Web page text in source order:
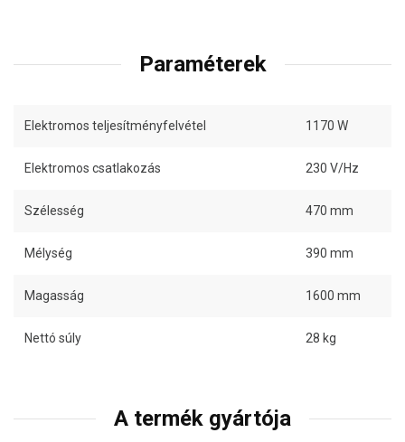
Paraméterek
Elektromos teljesítményfelvétel 1170 W
Elektromos csatlakozás 230 V/Hz
Szélesség 470 mm
Mélység 390 mm
Magasság 1600 mm
Nettó súly 28 kg
A termék gyártója